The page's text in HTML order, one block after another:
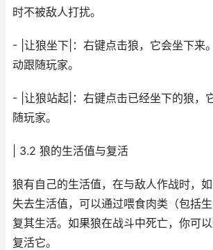
时不被敌人打扰。
- |让狼坐下|：右键点击狼，它会坐下来
动跟随玩家。
- |让狼站起|：右键点击已经坐下的狼，
随玩家。
| 3.2 狼的生活值与复活
狼有自己的生活值，在与敌人作战时，
失去生活值，可以通过喂食肉类（包括
复其生活。如果狼在战斗中死亡，你可
复活它。